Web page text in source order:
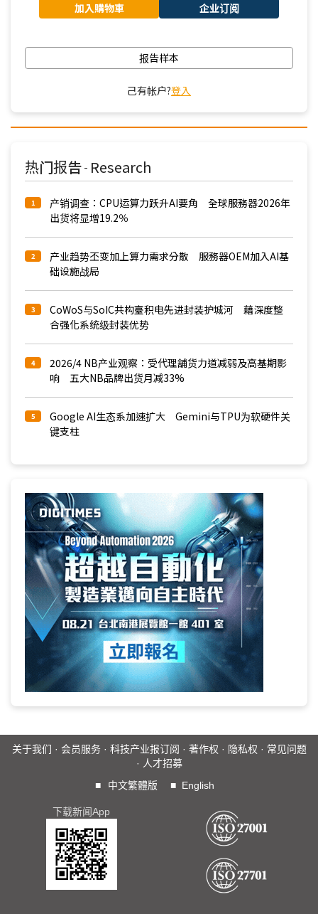
加入購物車 企业订阅
报告样本
己有帐户?登入
热门报告 - Research
1
产销调查：CPU运算力跃升AI要角 全球服務器2026年
出货将显增19.2％
2
产业趋势丕变加上算力需求分散 服務器OEM加入AI基
础设施战局
3
CoWoS与SoIC共构臺积电先进封装护城河 藉深度整
合强化系统级封装优势
4
2026/4 NB产业观察：受代理舖货力道减弱及高基期影
响 五大NB品牌出货月减33%
5
Google AI生态系加速扩大 Gemini与TPU为软硬件关
键支柱
关于我们 · 会员服务· 科技产业报订阅 · 著作权 · 隐私权 · 常见问题
· 人才招募
■
中文繁體版 ■ English
下载新闻App